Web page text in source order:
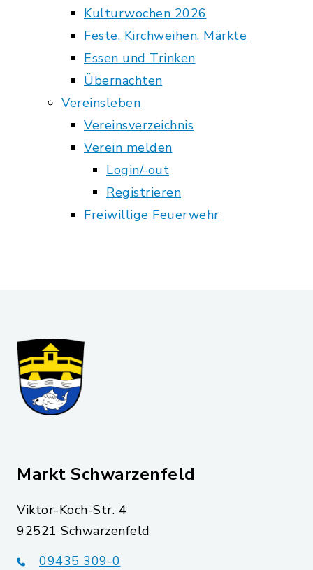
Kulturwochen 2026
Feste, Kirchweihen, Märkte
Essen und Trinken
Übernachten
Vereinsleben
Vereinsverzeichnis
Verein melden
Login/-out
Registrieren
Freiwillige Feuerwehr
Markt Schwarzenfeld
Viktor-Koch-Str. 4
92521 Schwarzenfeld
09435 309-0